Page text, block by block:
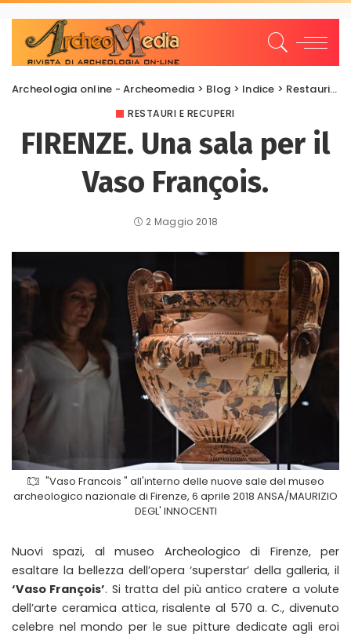
Archeologia online - Archeomedia > Blog > Indice > Restauri e Recuperi
RESTAURI E RECUPERI
FIRENZE. Una sala per il
Vaso François.
2 Maggio 2018
"Vaso Francois " all'interno delle nuove sale del museo
archeologico nazionale di Firenze, 6 aprile 2018 ANSA/MAURIZIO
DEGL' INNOCENTI
Nuovi spazi, al museo Archeologico di Firenze, per
esaltare la bellezza dell’opera ‘superstar’ della galleria, il
‘Vaso François’. Si tratta del più antico cratere a volute
dell’arte ceramica attica, risalente al 570 a. C., divenuto
celebre nel mondo per le sue pitture dedicate agli eroi